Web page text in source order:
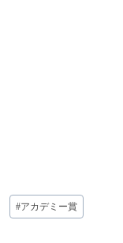
投
稿
#アカデミー賞